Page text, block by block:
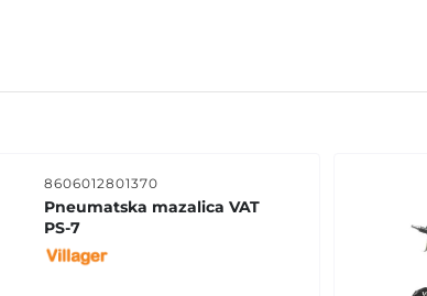
8606012801370
Pneumatska mazalica VAT
PS-7